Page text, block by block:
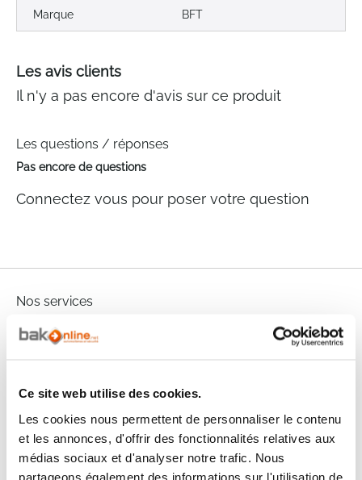
Ce site web utilise des cookies.
Les cookies nous permettent de personnaliser le contenu
et les annonces, d'offrir des fonctionnalités relatives aux
médias sociaux et d'analyser notre trafic. Nous
partageons également des informations sur l'utilisation de
Marque BFT
Les avis clients
Il n'y a pas encore d'avis sur ce produit
Les questions / réponses
Pas encore de questions
Connectez vous pour poser votre question
Nos services
Paiement
Paiement en
Livraison
Garanties